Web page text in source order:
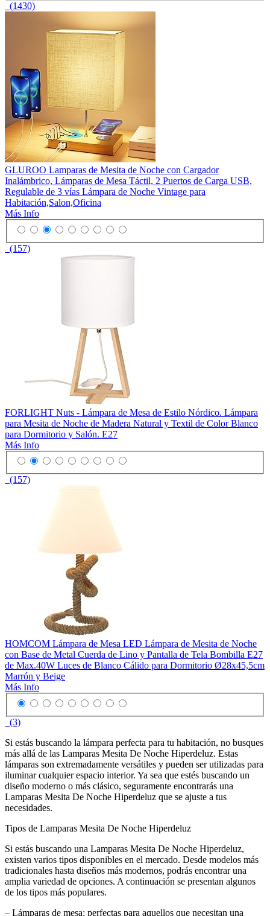
(1430)
GLUROO Lamparas de Mesita de Noche con Cargador
Inalámbrico, Lámparas de Mesa Táctil, 2 Puertos de Carga USB,
Regulable de 3 vías Lámpara de Noche Vintage para
Habitación,Salon,Oficina
Más Info
(157)
FORLIGHT Nuts - Lámpara de Mesa de Estilo Nórdico. Lámpara
para Mesita de Noche de Madera Natural y Textil de Color Blanco
para Dormitorio y Salón. E27
Más Info
(157)
HOMCOM Lámpara de Mesa LED Lámpara de Mesita de Noche
con Base de Metal Cuerda de Lino y Pantalla de Tela Bombilla E27
de Max.40W Luces de Blanco Cálido para Dormitorio Ø28x45,5cm
Marrón y Beige
Más Info
(3)
Si estás buscando la lámpara perfecta para tu habitación, no busques
más allá de las Lamparas Mesita De Noche Hiperdeluz. Estas
lámparas son extremadamente versátiles y pueden ser utilizadas para
iluminar cualquier espacio interior. Ya sea que estés buscando un
diseño moderno o más clásico, seguramente encontrarás una
Lamparas Mesita De Noche Hiperdeluz que se ajuste a tus
necesidades.
Tipos de Lamparas Mesita De Noche Hiperdeluz
Si estás buscando una Lamparas Mesita De Noche Hiperdeluz,
existen varios tipos disponibles en el mercado. Desde modelos más
tradicionales hasta diseños más modernos, podrás encontrar una
amplia variedad de opciones. A continuación se presentan algunos
de los tipos más populares.
– Lámparas de mesa: perfectas para aquellos que necesitan una